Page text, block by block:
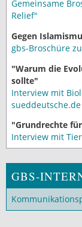
Gemeinsame
Relief"
Gegen
gbs-Broschüre
"Warum die
sollte"
Interview mit
sueddeutsche.de
"Grundrechte
Interview mit
GBS-